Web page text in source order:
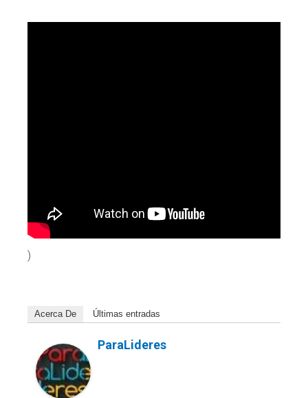
)
Acerca De Últimas entradas
ParaLideres